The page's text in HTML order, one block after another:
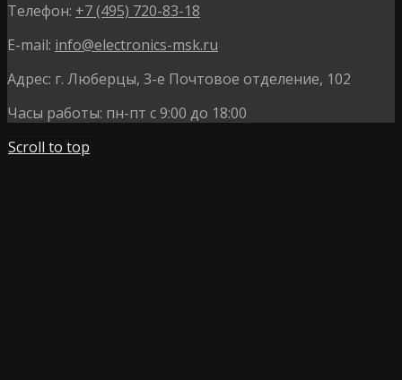
Телефон: +7 (495) 720-83-18
E-mail: info@electronics-msk.ru
Адрес: г. Люберцы, 3-е Почтовое отделение, 102
Часы работы: пн-пт с 9:00 до 18:00
Scroll to top